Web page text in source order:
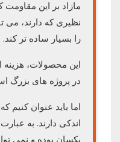
مازاد بر این مقاومت
نظیری که دارند، می
را بسیار ساده تر کند.
این محصولات، هزینه
در پروژه های بزرگ
اما باید عنوان
اندکی دارند. به